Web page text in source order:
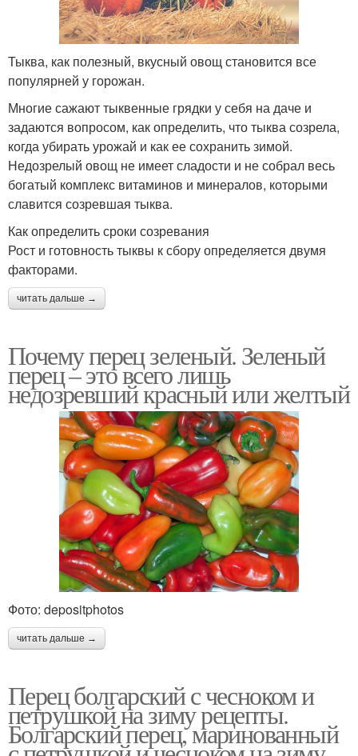
Тыква, как полезный, вкусный овощ становится все
популярней у горожан.
Многие сажают тыквенные грядки у себя на даче и
задаются вопросом, как определить, что тыква созрела,
когда убирать урожай и как ее сохранить зимой.
Недозрелый овощ не имеет сладости и не собрал весь
богатый комплекс витаминов и минералов, которыми
славится созревшая тыква.
Как определить сроки созревания
Рост и готовность тыквы к сбору определяется двумя
факторами.
читать дальше →
Почему перец зеленый. Зеленый
перец – это всего лишь
недозревший красный или желтый
Фото: depositphotos
читать дальше →
Перец болгарский с чесноком и
петрушкой на зиму рецепты.
Болгарский перец, маринованный